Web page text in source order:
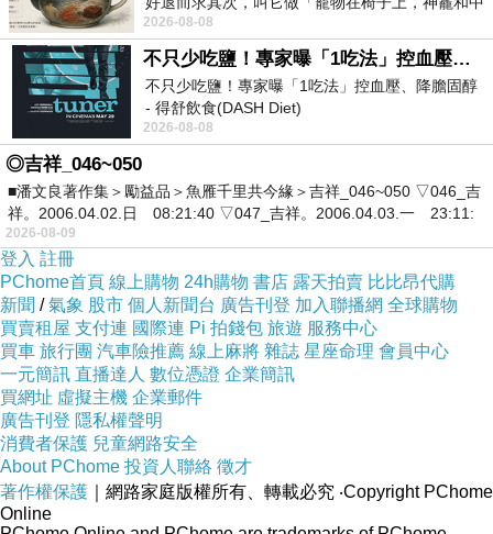
◎公平貿易雪亞脂，是傳統西非婦女用來潤膚、預防肌膚
乾裂的天然油脂，是豐富的滋潤劑，易吸收，富含營養成
份，能加強皮膚的保濕能力，亦可延緩老化細紋的產生，
對於身上不太出油的乾燥部位能深入保濕及滋養，使肌膚
柔軟維持健康並充滿光澤。
◎聖約翰草、金盞菊萃取，調理肌膚，維持肌膚健康，舒
緩肌膚不適，延緩肌膚老化。
◎葫蘆芭、蛇麻花、雷公根萃取，可協同膠原蛋白作用、
緊緻肌膚、維持肌膚彈性以及活力、延緩肌膚老化現象
◎高地薰衣草萃取，提供肌膚清新舒暢的感受，並可減緩
肌膚不適感
年人臉孔」的畫了。 六月底
2026-08-08
不只少吃鹽！專家曝「1吃法」控血壓、降膽固醇 - 得舒飲食(DASH Diet)
不只少吃鹽！專家曝「1吃法」控血壓、降膽固醇
- 得舒飲食(DASH Diet)
https://www.facebook.com/dietitiansophia/
2026-08-08
◎吉祥_046~050
■潘文良著作集＞勵益品＞魚雁千里共今緣＞吉祥_046~050 ▽046_吉
祥。2006.04.02.日 08:21:40 ▽047_吉祥。2006.04.03.一 23:11:
2026-08-09
登入 註冊
PChome首頁 線上購物 24h購物 書店 露天拍賣 比比昂代購
新聞 /氣象 股市 個人新聞台 廣告刊登 加入聯播網 全球購物
買賣租屋 支付連 國際連 Pi 拍錢包 旅遊 服務中心
買車 旅行團 汽車險推薦 線上麻將 雜誌 星座命理 會員中心
一元簡訊 直播達人 數位憑證 企業簡訊
買網址 虛擬主機 企業郵件
廣告刊登 隱私權聲明
消費者保護 兒童網路安全
About PChome 投資人聯絡 徵才
著作權保護 ｜網路家庭版權所有、轉載必究 ‧Copyright PChome
Online